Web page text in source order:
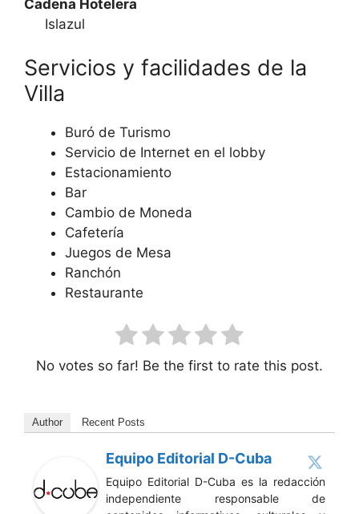
Cadena Hotelera
Islazul
Servicios y facilidades de la
Villa
Buró de Turismo
Servicio de Internet en el lobby
Estacionamiento
Bar
Cambio de Moneda
Cafetería
Juegos de Mesa
Ranchón
Restaurante
No votes so far! Be the first to rate this post.
Author Recent Posts
Equipo Editorial D-Cuba
Equipo Editorial D-Cuba es la redacción
independiente responsable de